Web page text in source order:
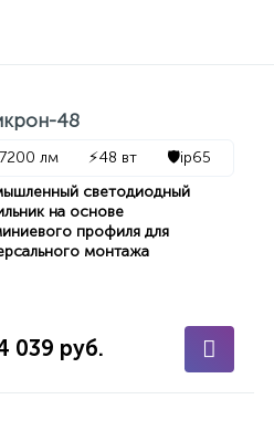
48
7200 лм ⚡48 вт 🛡️ip65
светодиодный
на основе
профиля для
монтажа
039 руб.